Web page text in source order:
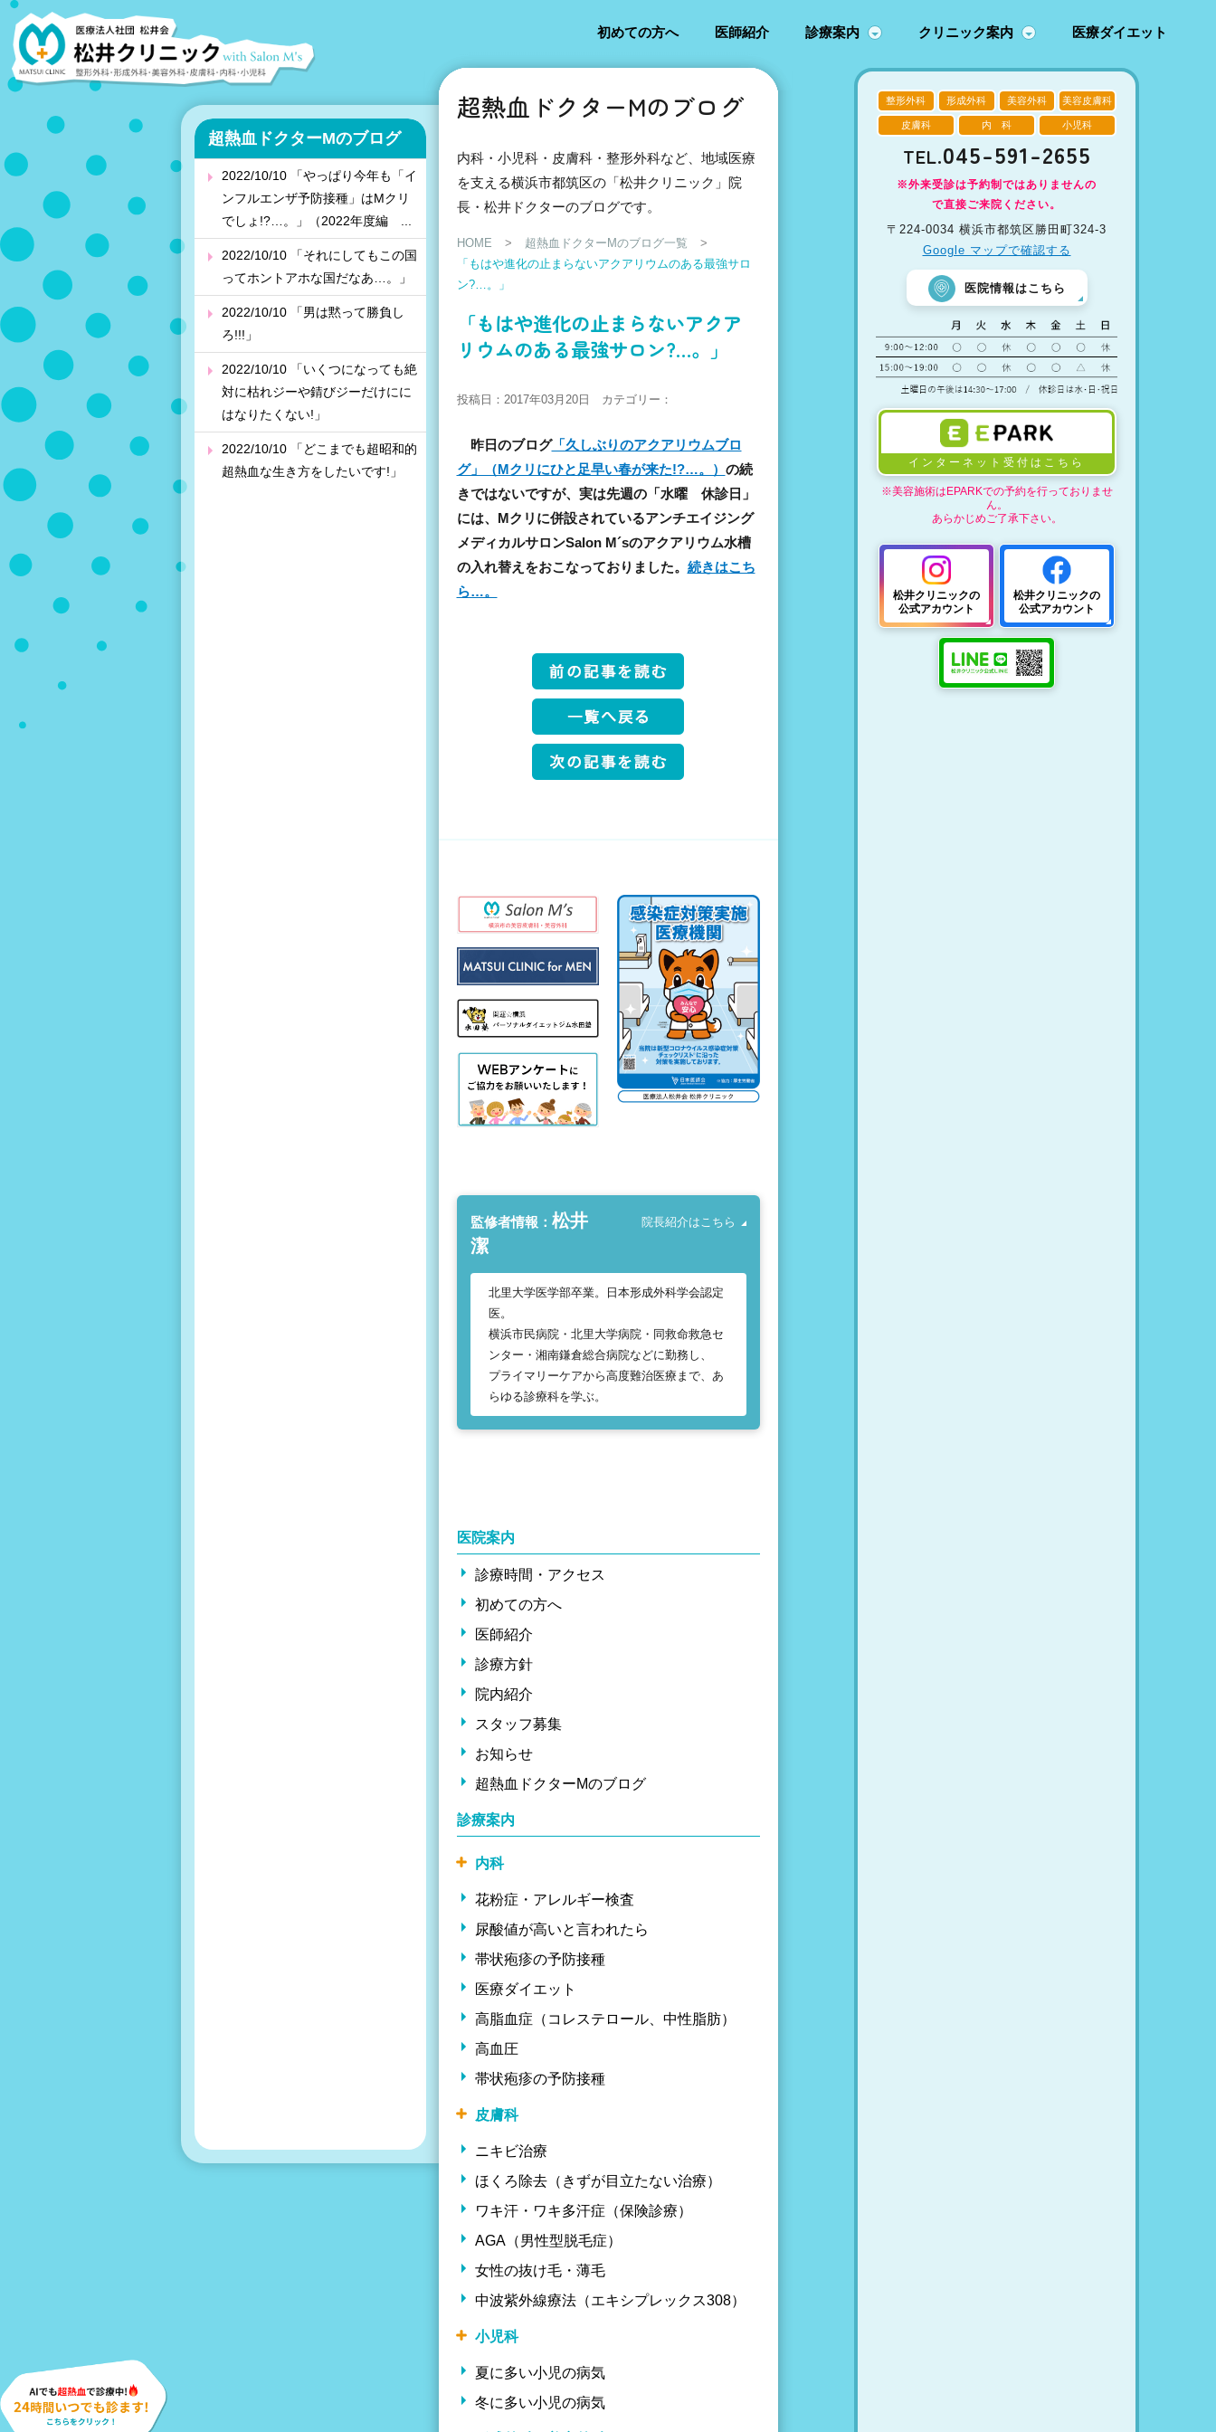
初めての方へ 医師紹介 診療案内 クリニック案内 医療ダイエット
超熱血ドクターMのブログ
2022/10/10 「やっぱり今年も「イ
ンフルエンザ予防接種」はMクリ
でしょ!?…。」（2022年度編 ...
2022/10/10 「それにしてもこの国
ってホントアホな国だなあ…。」
2022/10/10 「男は黙って勝負し
ろ!!!」
2022/10/10 「いくつになっても絶
対に枯れジーや錆びジーだけにに
はなりたくない!」
2022/10/10 「どこまでも超昭和的
超熱血な生き方をしたいです!」
整形外科 形成外科 美容外科 美容皮膚科
皮膚科 内 科 小児科
TEL.045-591-2655
※外来受診は予約制ではありませんの
で直接ご来院ください。
〒224-0034 横浜市都筑区勝田町324-3
Google マップで確認する
医院情報はこちら
インターネット受付はこちら
※美容施術はEPARKでの予約を行っておりませ
ん。
あらかじめご了承下さい。
松井クリニックの
公式アカウント
松井クリニックの
公式アカウント
超熱血ドクターMのブログ
内科・小児科・皮膚科・整形外科など、地域医療
を支える横浜市都筑区の「松井クリニック」院
長・松井ドクターのブログです。
HOME > 超熱血ドクターMのブログ一覧
>
「もはや進化の止まらないアクアリウムのある最強サロ
ン?…。」
「もはや進化の止まらないアクア
リウムのある最強サロン?…。」
投稿日：2017年03月20日 カテゴリー：
昨日のブログ「久しぶりのアクアリウムブロ
グ」（Mクリにひと足早い春が来た!?…。） の続
きではないですが、実は先週の「水曜 休診日」
には、Mクリに併設されているアンチエイジング
メディカルサロンSalon M´sのアクアリウム水槽
の入れ替えをおこなっておりました。 続きはこち
ら…。
監修者情報： 松井
潔
院長紹介はこちら
北里大学医学部卒業。日本形成外科学会認定
医。
横浜市民病院・北里大学病院・同救命救急セ
ンター・湘南鎌倉総合病院などに勤務し、
プライマリーケアから高度難治医療まで、あ
らゆる診療科を学ぶ。
医院案内
診療時間・アクセス
初めての方へ
医師紹介
診療方針
院内紹介
スタッフ募集
お知らせ
超熱血ドクターMのブログ
診療案内
内科
花粉症・アレルギー検査
尿酸値が高いと言われたら
帯状疱疹の予防接種
医療ダイエット
高脂血症（コレステロール、中性脂肪）
高血圧
帯状疱疹の予防接種
皮膚科
ニキビ治療
ほくろ除去（きずが目立たない治療）
ワキ汗・ワキ多汗症（保険診療）
AGA（男性型脱毛症）
女性の抜け毛・薄毛
中波紫外線療法（エキシプレックス308）
小児科
夏に多い小児の病気
冬に多い小児の病気